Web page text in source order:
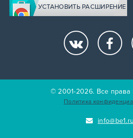
УСТАНОВИТЬ РАСШИРЕНИЕ
© 2001-2026. Все
Политика
info@be1.ru